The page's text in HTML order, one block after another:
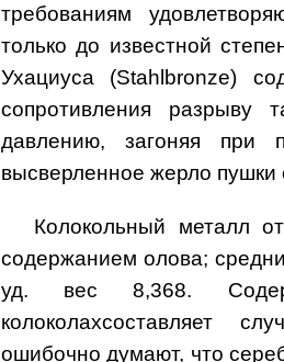
требованиям
только до известной
Ухациуса (Stahlbronze)
сопротивления разрыву
давлению, загоняя при
высверленное жерло пушки
Колокольный металл
содержанием олова;
уд. вес 8,368.
колоколахсоставляет
ошибочно думают, что